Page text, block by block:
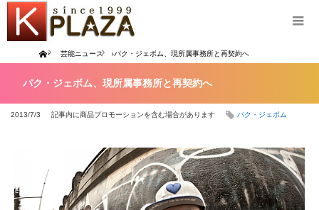
Home 芸能ニュース パク・ジェボム、現所属事務所と再契約へ
パク・ジェボム、現所属事務所と再契約へ
2013/7/3 記事内に商品プロモーションを含む場合があります パク・ジェボム